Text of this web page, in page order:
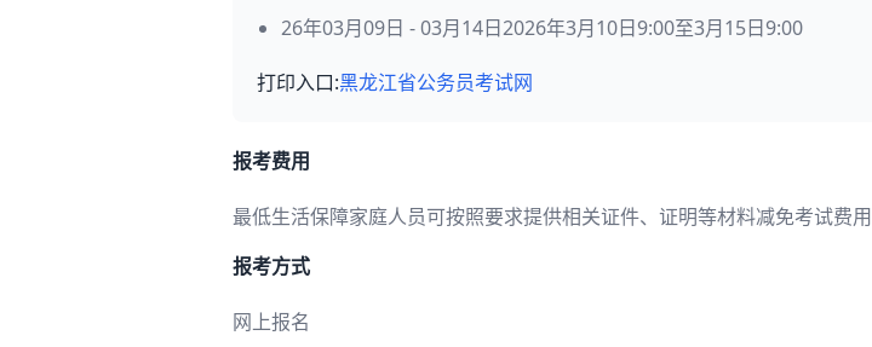
26年03月09日 - 03月14日2026年3月10日9:00至3月15日9:00
打印入口:黑龙江省公务员考试网
报考费用
最低生活保障家庭人员可按照要求提供相关证件、证明等材料减免考试费用
报考方式
网上报名